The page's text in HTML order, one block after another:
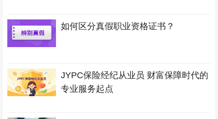
如何区分真假职业资格证书？
JYPC保险经纪从业员 财富保障时代的
专业服务起点